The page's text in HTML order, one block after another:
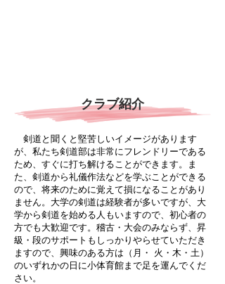
クラブ紹介
剣道と聞くと堅苦しいイメージがあります
が、私たち剣道部は非常にフレンドリーである
ため、すぐに打ち解けることができます。ま
た、剣道から礼儀作法などを学ぶことができる
ので、将来のために覚えて損になることがあり
ません。大学の剣道は経験者が多いですが、大
学から剣道を始める人もいますので、初心者の
方でも大歓迎です。稽古・大会のみならず、昇
級・段のサポートもしっかりやらせていただき
ますので、興味のある方は（月・ 火・木・土）
のいずれかの日に小体育館まで足を運んでくだ
さい。